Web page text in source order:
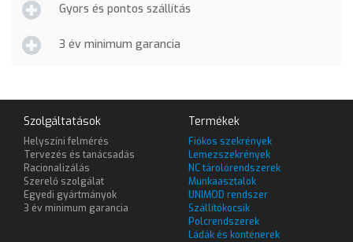
Gyors és pontos szállítás
3 év minimum garancia
Szolgáltatások
Helyszíni felmérés
Tervezés és tanácsadás
Racionalizálás
Szerelő szolgálat
Egyedi gyártmányok
3 év minimum garancia
Termékek
Fiókos szekrények
Lemezszekrények
NC tárolórendszerek
Munkaasztalok
UNIMOD rendszer
Szállítókocsik
Polcrendszerek
Ládák és konténerek